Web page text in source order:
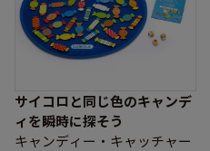
サイコロと同じ色のキャンデ
ィを瞬時に探そう
キャンディー・キャッチャー